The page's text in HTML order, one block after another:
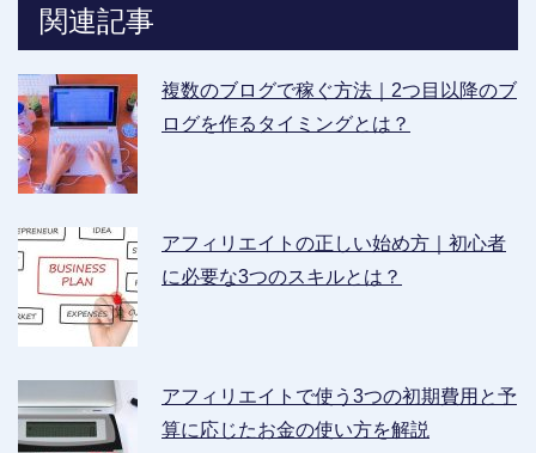
関連記事
複数のブログで稼ぐ方法｜2つ目以降のブ
ログを作るタイミングとは？
アフィリエイトの正しい始め方｜初心者
に必要な3つのスキルとは？
アフィリエイトで使う3つの初期費用と予
算に応じたお金の使い方を解説